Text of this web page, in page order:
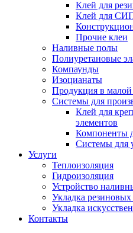
Клей для
Клей для
Прочие клеи
Наливные полы
Полиуретановые
Компаунды
Изоцианаты
Продукция в малой
Системы для
Клей для
элементов
Компоненты
Системы для
Услуги
Теплоизоляция
Гидроизоляция
Устройство
Укладка
Укладка
Контакты